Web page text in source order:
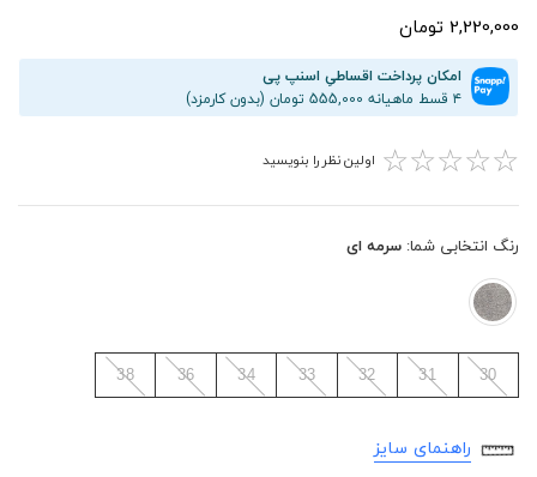
2,220,000 تومان
امکان پرداخت اقساطیِ اسنپ پی
۴ قسط ماهیانه 555,000 تومان (بدون کارمزد)
☆
☆
☆
☆
☆ اولین نظر را بنویسید
رنگ انتخابی شما: سرمه ای
30
31
32
33
34
36
38
راهنمای سایز